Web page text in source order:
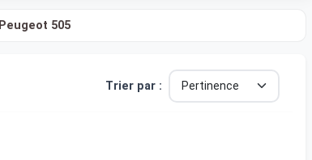
Peugeot 505
Trier par :